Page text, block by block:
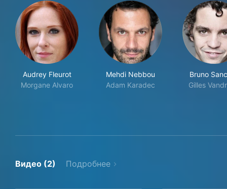
Audrey Fleurot
Morgane Alvaro
Mehdi Nebbou
Adam Karadec
Bruno
Gilles
Видео (2) Подробнее